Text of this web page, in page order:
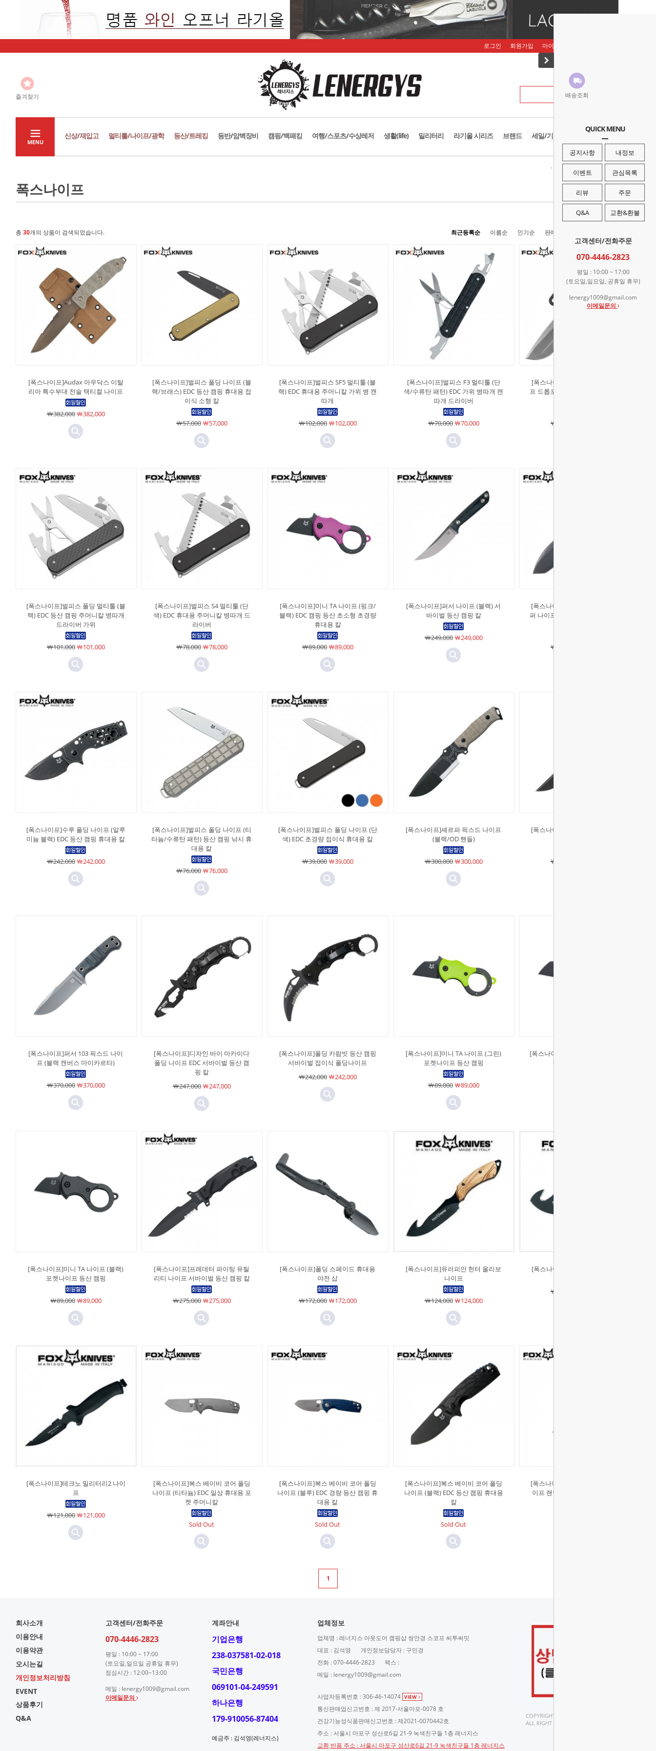
배송조회
QUICK MENU
공지사항 내정보
이벤트 관심목록
리뷰 주문
Q&A 교환&환불
고객센터/전화주문
070-4446-2823
평일 : 10:00 ~ 17:00
(토요일,일요일, 공휴일 휴무)
lenergy1009@gmail.com
이메일문의
로그인 회원가입 마이페이지
즐겨찾기
MENU
신상/재입고 멀티툴/나이프/광학 등산/트레킹 등반/암벽장비 캠핑/백패킹 여행/스포츠/수상레저 생활(life) 밀리터리 라기올 시리즈 브랜드 세일/기획존
· HOME
폭스나이프
총 30개의 상품이 검색되었습니다. 최근등록순 이름순 인기순 판매순
[폭스나이프]Audax 아우닥스 이탈
리아 특수부대 전술 택티컬 나이프
￦382,000￦382,000
[폭스나이프]벌피스 폴딩 나이프 (블
랙/브래스) EDC 등산 캠핑 휴대용 접
이식 소형 칼
￦57,000￦57,000
[폭스나이프]벌피스 SF5 멀티툴 (블
랙) EDC 휴대용 주머니칼 가위 병 캔
따개
￦102,000￦102,000
[폭스나이프]벌피스 F3 멀티툴 (단
색/수류탄 패턴) EDC 가위 병따개 캔
따개 드라이버
￦70,000￦70,000
[폭스나이프]몬테세라 픽스드 나이
프 드롭포인트 다용도 EDC 부시크래
￦267,000
[폭스나이프]벌피스 폴딩 멀티툴 (블
랙) EDC 등산 캠핑 주머니칼 병따개
드라이버 가위
￦101,000￦101,000
[폭스나이프]벌피스 S4 멀티툴 (단
색) EDC 휴대용 주머니칼 병따개 드
라이버
￦78,000￦78,000
[폭스나이프]미니 TA 나이프 (핑크/
블랙) EDC 캠핑 등산 초소형 초경량
휴대용 칼
￦89,000￦89,000
[폭스나이프]퍼서 나이프 (블랙) 서
바이벌 등산 캠핑 칼
￦249,000￦249,000
[폭스나이프]트래커 캠퍼 앤 스나이
퍼 나이프 (블랙) 서바이벌 등산 캠핑
￦362,000
[폭스나이프]수루 폴딩 나이프 (알루
미늄 블랙) EDC 등산 캠핑 휴대용 칼
￦242,000￦242,000
[폭스나이프]벌피스 폴딩 나이프 (티
타늄/수류탄 패턴) 등산 캠핑 낚시 휴
대용 칼
￦76,000￦76,000
[폭스나이프]벌피스 폴딩 나이프 (단
색) EDC 초경량 접이식 휴대용 칼
￦39,000￦39,000
[폭스나이프]셰르파 픽스드 나이프
(블랙/OD 핸들)
￦300,000￦300,000
[폭스나이프]류 택티컬 탄토 나이프
￦284,000
[폭스나이프]퍼서 103 픽스드 나이
프 (블랙 캔버스 마이카르타)
￦370,000￦370,000
[폭스나이프]디자인 바이 마카이다
폴딩 나이프 EDC 서바이벌 등산 캠
핑 칼
￦247,000￦247,000
[폭스나이프]폴딩 카람빗 등산 캠핑
서바이벌 접이식 폴딩나이프
￦242,000￦242,000
[폭스나이프]미니 TA 나이프 (그린)
포켓나이프 등산 캠핑
￦89,000￦89,000
[폭스나이프]미니 TA 나이프 (OD) 포
켓나이프 등산 캠핑
[폭스나이프]미니 TA 나이프 (블랙)
포켓나이프 등산 캠핑
￦89,000￦89,000
[폭스나이프]프레데터 파이팅 유틸
리티 나이프 서바이벌 등산 캠핑 칼
￦275,000￦275,000
[폭스나이프]폴딩 스페이드 휴대용
야전 삽
￦172,000￦172,000
[폭스나이프]유러피안 헌터 올리보
나이프
￦124,000￦124,000
[폭스나이프]유러피안 헌터 나이프
￦110,000
[폭스나이프]테크노 밀리터리2 나이
프
￦121,000￦121,000
[폭스나이프]복스 베이비 코어 폴딩
나이프 (티타늄) EDC 일상 휴대용 포
켓 주머니칼
Sold Out
[폭스나이프]복스 베이비 코어 폴딩
나이프 (블루) EDC 경량 등산 캠핑 휴
대용 칼
Sold Out
[폭스나이프]복스 베이비 코어 폴딩
나이프 (블랙) EDC 등산 캠핑 휴대용
칼
Sold Out
[폭스나이프]12게이지 샷쉘 폴딩 나
이프 랜덤색상 EDC 미니 휴대용 칼
1
회사소개
이용안내
이용약관
오시는길
개인정보처리방침
EVENT
상품후기
Q&A
고객센터/전화주문
070-4446-2823
평일 : 10:00 ~ 17:00
(토요일,일요일 공휴일 휴무)
점심시간 : 12:00~13:00
메일 : lenergy1009@gmail.com
이메일문의
계좌안내
기업은행
238-037581-02-018
국민은행
069101-04-249591
하나은행
179-910056-87404
예금주 : 김석영(레너지스)
업체정보
업체명 : 레너지스 아웃도어 캠핑샵 쌍안경 스코프 씨투써밋
대표 : 김석영
개인정보담당자 : 구민경
전화 : 070-4446-2823
팩스 :
메일 : lenergy1009@gmail.com
사업자등록번호 : 306-46-14074 VIEW
통신판매업신고번호 : 제 2017-서울마포-0078 호
건강기능성식품판매신고번호 : 제2021-0070442호
주소 : 서울시 마포구 성산로6길 21-9 녹색친구들 1층 레너지스
교환,반품 주소 : 서울시 마포구 성산로6길 21-9 녹색친구들 1층 레너지스
COPYRIGHT(C).
ALL RIGHT RESERVED.